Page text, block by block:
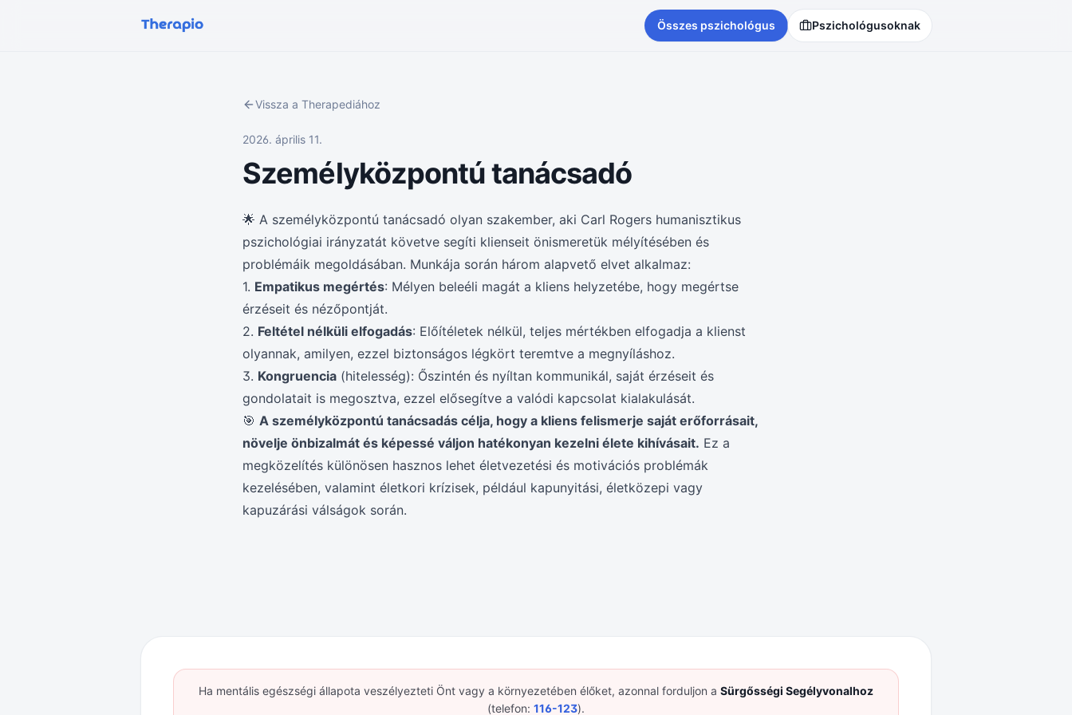
Összes pszichológus Pszichológusoknak
Vissza a Therapediához
2026. április 11.
Személyközpontú tanácsadó
🌟 A személyközpontú tanácsadó olyan szakember, aki Carl Rogers humanisztikus
pszichológiai irányzatát követve segíti klienseit önismeretük mélyítésében és
problémáik megoldásában. Munkája során három alapvető elvet alkalmaz:
1. Empatikus megértés: Mélyen beleéli magát a kliens helyzetébe, hogy megértse
érzéseit és nézőpontját.
2. Feltétel nélküli elfogadás: Előítéletek nélkül, teljes mértékben elfogadja a klienst
olyannak, amilyen, ezzel biztonságos légkört teremtve a megnyíláshoz.
3. Kongruencia (hitelesség): Őszintén és nyíltan kommunikál, saját érzéseit és
gondolatait is megosztva, ezzel elősegítve a valódi kapcsolat kialakulását.
🎯 A személyközpontú tanácsadás célja, hogy a kliens felismerje saját erőforrásait,
növelje önbizalmát és képessé váljon hatékonyan kezelni élete kihívásait. Ez a
megközelítés különösen hasznos lehet életvezetési és motivációs problémák
kezelésében, valamint életkori krízisek, például kapunyitási, életközepi vagy
kapuzárási válságok során.
Ha mentális egészségi állapota veszélyezteti Önt vagy a környezetében élőket, azonnal forduljon a Sürgősségi Segélyvonalhoz
(telefon: 116-123).